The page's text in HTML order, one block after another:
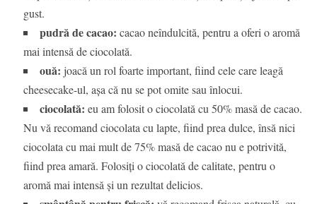
gust.
pudră de cacao: cacao neîndulcită, pentru a oferi o aromă
mai intensă de ciocolată.
ouă: joacă un rol foarte important, fiind cele care leagă
cheesecake-ul, așa că nu se pot omite sau înlocui.
ciocolată: eu am folosit o ciocolată cu 50% masă de cacao.
Nu vă recomand ciocolata cu lapte, fiind prea dulce, însă nici
ciocolata cu mai mult de 75% masă de cacao nu e potrivită,
fiind prea amară. Folosiți o ciocolată de calitate, pentru o
aromă mai intensă și un rezultat delicios.